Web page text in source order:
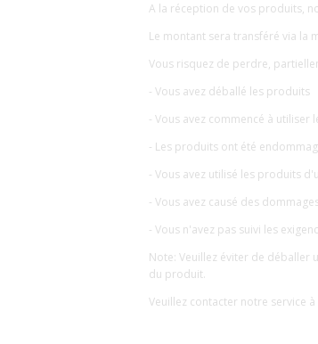
A la réception de vos produits,
Le montant sera transféré via la
Vous risquez de perdre,
- Vous avez déballé les produits
- Vous avez commencé à utiliser
- Les produits ont été
- Vous avez utilisé les produits
- Vous avez causé des
- Vous n'avez pas suivi les
Note: Veuillez éviter de déballer
du produit.
Veuillez contacter notre service